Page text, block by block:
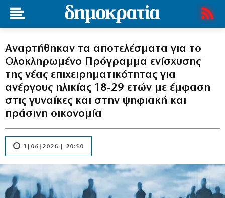
Αναρτήθηκαν τα αποτελέσματα για το
Ολοκληρωμένο Πρόγραμμα ενίσχυσης
της νέας επιχειρηματικότητας για
ανέργους ηλικίας 18-29 ετών με έμφαση
στις γυναίκες και στην ψηφιακή και
πράσινη οικονομία
3|06|2026 | 20:50